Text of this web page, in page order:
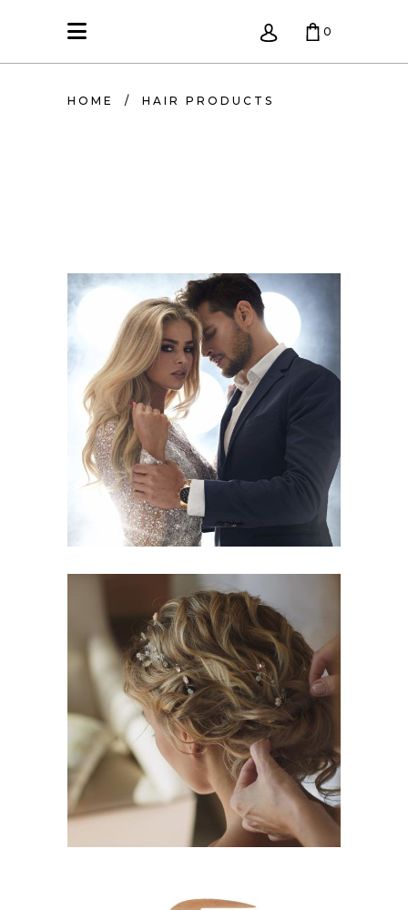
0
KREPŠELIS TUŠČIAS.
HOME / HAIR PRODUCTS
COLORS
HAIRSTYLE
BRAIDS
HAIRSTYLE